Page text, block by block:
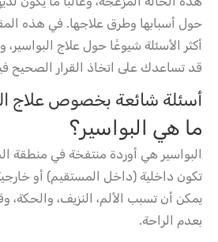
حول أسبابها وطرق علاجها. في هذه
أكثر الأسئلة شيوعًا حول علاج
قد تساعدك على اتخاذ القرار الصحيح
أسئلة شائعة بخصوص علاج
ما هي البواسير؟
البواسير هي أوردة منتفخة في منطقة
تكون داخلية (داخل المستقيم) أو
يمكن أن تسبب الألم، النزيف، والحكة،
بعدم الراحة.